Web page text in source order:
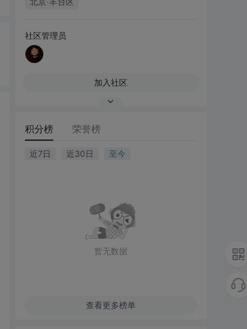
北京·丰台区
社区管理员
加入社区
积分榜 荣誉榜
近7日 近30日 至今
暂无数据
查看更多榜单